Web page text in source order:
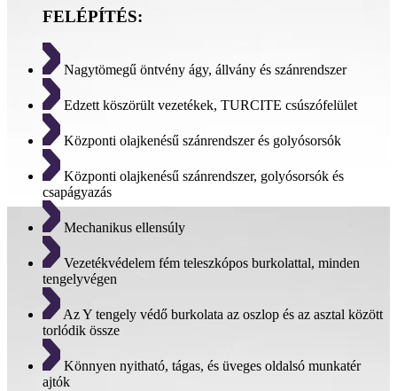
FELÉPÍTÉS:
Nagytömegű öntvény ágy, állvány és szánrendszer
Edzett köszörült vezetékek, TURCITE csúszófelület
Központi olajkenésű szánrendszer és golyósorsók
Központi olajkenésű szánrendszer, golyósorsók és
csapágyazás
Mechanikus ellensúly
Vezetékvédelem fém teleszkópos burkolattal, minden
tengelyvégen
Az Y tengely védő burkolata az oszlop és az asztal között
torlódik össze
Könnyen nyitható, tágas, és üveges oldalsó munkatér
ajtók